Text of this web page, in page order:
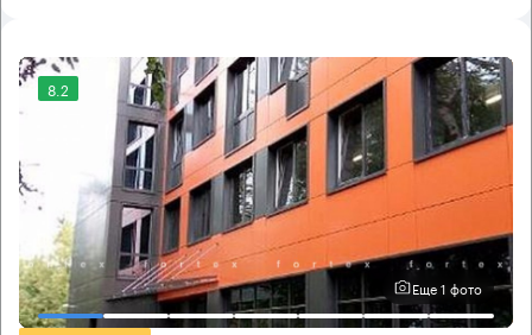
8.2
Еще 1 фото